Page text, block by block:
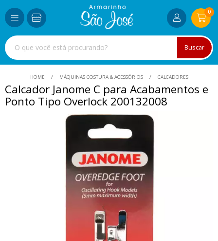
Buscar
0
HOME MÁQUINAS COSTURA & ACESSÓRIOS CALCADORES
Calcador Janome C para Acabamentos e
Ponto Tipo Overlock 200132008